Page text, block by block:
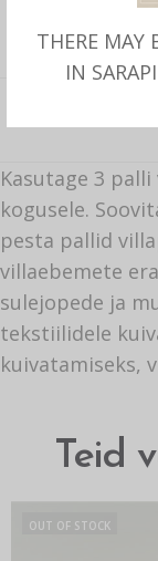
THERE MAY
IN
VILDITUD
Kasutage 3
kogusele.
pesta pallid
villaebemete
sulejopede ja
tekstiilidele
kuivatamiseks,
Teid
OUT OF STOCK